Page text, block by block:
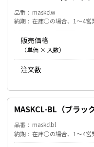
品番
maskclw
納期
在庫○の場合、1～4営
販売価格
（単価 × 入数）
注文数
MASKCL-BL（ブラッ
品番
maskclbl
納期
在庫○の場合、1～4営